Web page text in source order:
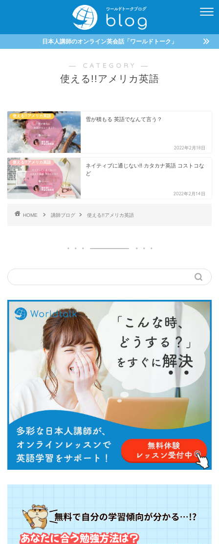
日本人講師のオンライン英会話「ワールドトーク」
― CATEGORY ―
使える!!アメリカ英語
使える!!アメリカ英語
雪が積もる 英語でなんて言う？
2022年2月18日
使える!!アメリカ英語
ネイティブに通じない!! カタカナ英語 コストコな
ど
2022年2月14日
HOME 講師ブログ 使える!!アメリカ英語